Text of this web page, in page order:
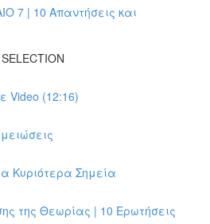
7 | 10 Απαντήσεις και
Video (12:16)
Κυριότερα Σημεία
της Θεωρίας | 10 Ερωτήσεις